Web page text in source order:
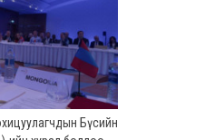
Бүсийн